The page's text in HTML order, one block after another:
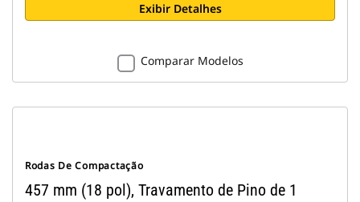
Exibir Detalhes
Comparar Modelos
Rodas De Compactação
457 mm (18 pol), Travamento de Pino de 1